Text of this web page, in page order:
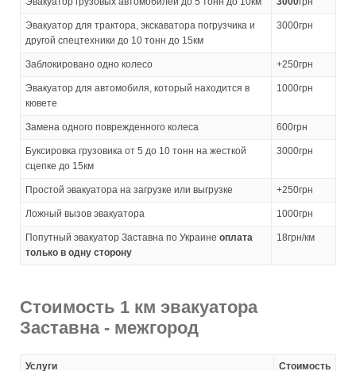
Эвакуатор для трактора, экскаватора погрузчика и
другой спецтехники до 10 тонн до 15км
3000грн
Заблокировано одно колесо +250грн
Эвакуатор для автомобиля, который находится в
кювете
1000грн
Замена одного поврежденного колеса 600грн
Буксировка грузовика от 5 до 10 тонн на жесткой
сцепке до 15км
3000грн
Простой эвакуатора на загрузке или выгрузке +250грн
Ложный вызов эвакуатора 1000грн
Попутный эвакуатор Заставна по Украине оплата
только в одну сторону
18грн/км
Стоимость 1 км эвакуатора
Заставна - межгород
Услуги Стоимость